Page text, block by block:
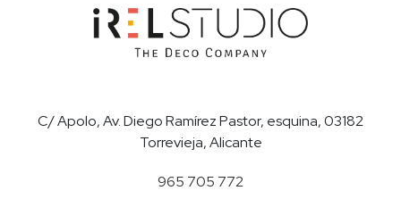
C/ Apolo, Av. Diego Ramírez Pastor, esquina, 03182
Torrevieja, Alicante
965 705 772